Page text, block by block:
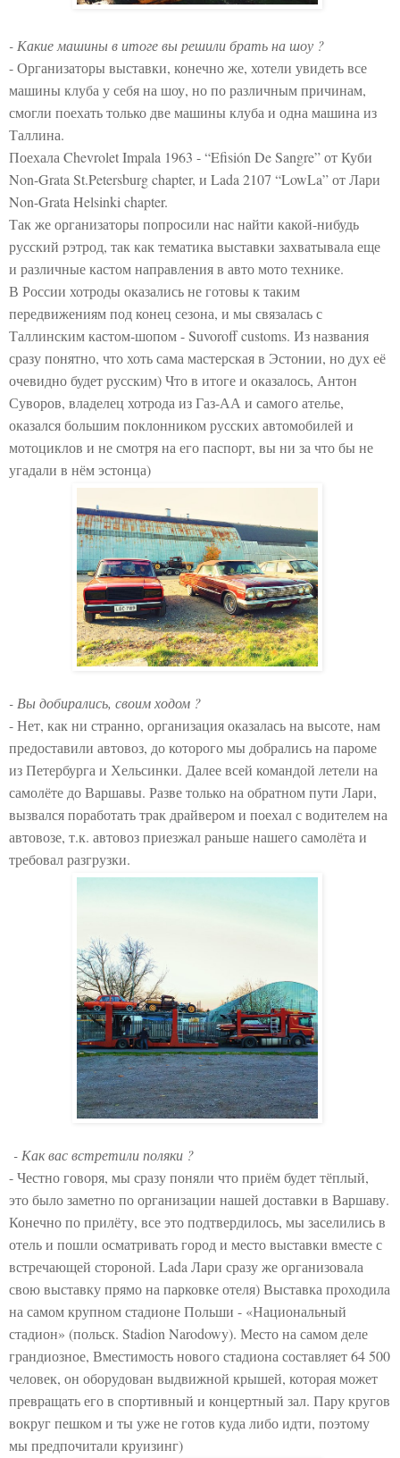
- Какие машины в итоге вы решили брать на шоу ?
- Организаторы выставки, конечно же, хотели увидеть все
машины клуба у себя на шоу, но по различным причинам,
смогли поехать только две машины клуба и одна машина из
Таллина.
Поехала Chevrolet Impala 1963 - “Efisión De Sangre” от Куби
Non-Grata St.Petersburg chapter, и Lada 2107 “LowLa” от Лари
Non-Grata Helsinki chapter.
Так же организаторы попросили нас найти какой-нибудь
русский рэтрод, так как тематика выставки захватывала еще
и различные кастом направления в авто мото технике.
В России хотроды оказались не готовы к таким
передвижениям под конец сезона, и мы связалась с
Таллинским кастом-шопом - Suvoroff customs. Из названия
сразу понятно, что хоть сама мастерская в Эстонии, но дух её
очевидно будет русским) Что в итоге и оказалось, Антон
Суворов, владелец хотрода из Газ-АА и самого ателье,
оказался большим поклонником русских автомобилей и
мотоциклов и не смотря на его паспорт, вы ни за что бы не
угадали в нём эстонца)
- Вы добирались, своим ходом ?
- Нет, как ни странно, организация оказалась на высоте, нам
предоставили автовоз, до которого мы добрались на пароме
из Петербурга и Хельсинки. Далее всей командой летели на
самолёте до Варшавы. Разве только на обратном пути Лари,
вызвался поработать трак драйвером и поехал с водителем на
автовозе, т.к. автовоз приезжал раньше нашего самолёта и
требовал разгрузки.
- Как вас встретили поляки ?
- Честно говоря, мы сразу поняли что приём будет тёплый,
это было заметно по организации нашей доставки в Варшаву.
Конечно по прилёту, все это подтвердилось, мы заселились в
отель и пошли осматривать город и место выставки вместе с
встречающей стороной. Lada Лари сразу же организовала
свою выставку прямо на парковке отеля) Выставка проходила
на самом крупном стадионе Польши - «Национальный
стадион» (польск. Stadion Narodowy). Место на самом деле
грандиозное, Вместимость нового стадиона составляет 64 500
человек, он оборудован выдвижной крышей, которая может
превращать его в спортивный и концертный зал. Пару кругов
вокруг пешком и ты уже не готов куда либо идти, поэтому
мы предпочитали круизинг)